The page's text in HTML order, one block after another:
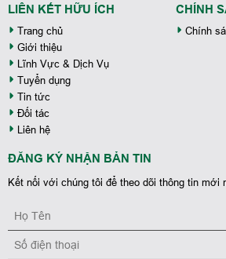
LIÊN KẾT HỮU ÍCH
Trang chủ
Giới thiệu
Lĩnh Vực & Dịch Vụ
Tuyển dụng
Tin tức
Đối tác
Liên hệ
CHÍNH
Chính
ĐĂNG KÝ NHẬN BẢN TIN
Kết nối với chúng tôi để theo dõi thông tin mới